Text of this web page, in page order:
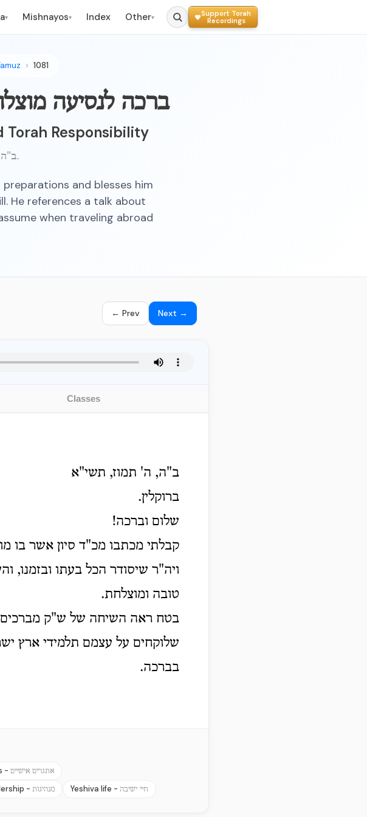
▾ Mishnayos▾ Index Other▾
Support Torah
Recordings
1081
ברכה לנסיעה
Torah Responsibility
ב"ה, ה' תמוז, תשי"א ברוקלין.
and blesses him
He references a talk about
when traveling abroad
← Prev Next →
Classes
ב"ה, ה' תמוז, תשי"א
ברוקלין.
שלום וברכה!
קבלתי מכתבו מכ"ד סיון אשר בו
ויה"ר שיסודר הכל בעתו ובזמנו,
טובה ומוצלחת.
בטח ראה השיחה של ש"ק מברכים
שלוקחים על עצמם תלמידי ארץ
בברכה.
- אתגרים אישיים
- מנהיגות Yeshiva life - חיי ישיבה